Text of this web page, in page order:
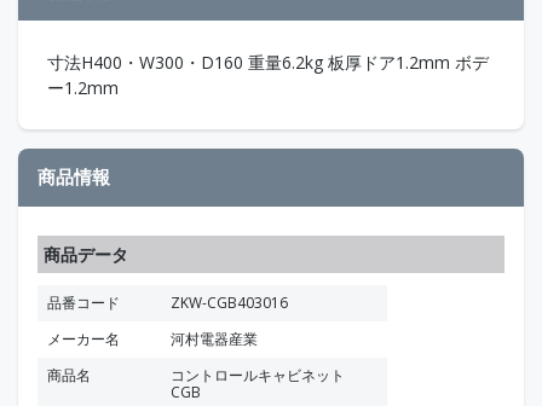
寸法H400・W300・D160 重量6.2kg 板厚ドア1.2mm ボデ
ー1.2mm
商品情報
商品データ
品番コード
ZKW-CGB403016
メーカー名
河村電器産業
商品名
コントロールキャビネット
CGB